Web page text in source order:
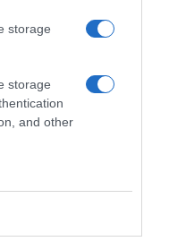
storage
storage
and other